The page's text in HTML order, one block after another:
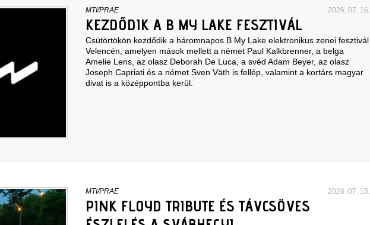
MTI/PRAE 2026. 07. 16.
KEZDŐDIK A B MY LAKE FESZTIVÁL
Csütörtökön kezdődik a háromnapos B My Lake elektronikus zenei fesztivál
Velencén, amelyen mások mellett a német Paul Kalkbrenner, a belga
Amelie Lens, az olasz Deborah De Luca, a svéd Adam Beyer, az olasz
Joseph Capriati és a német Sven Väth is fellép, valamint a kortárs magyar
divat is a középpontba kerül.
MTI/PRAE 2026. 07. 15.
PINK FLOYD TRIBUTE ÉS TÁVCSÖVES